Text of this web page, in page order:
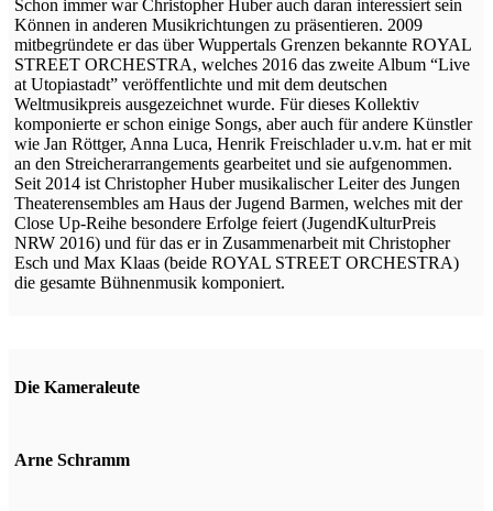
Schon immer war Christopher Huber auch daran interessiert sein
Können in anderen Musikrichtungen zu präsentieren. 2009
mitbegründete er das über Wuppertals Grenzen bekannte ROYAL
STREET ORCHESTRA, welches 2016 das zweite Album “Live
at Utopiastadt” veröffentlichte und mit dem deutschen
Weltmusikpreis ausgezeichnet wurde. Für dieses Kollektiv
komponierte er schon einige Songs, aber auch für andere Künstler
wie Jan Röttger, Anna Luca, Henrik Freischlader u.v.m. hat er mit
an den Streicherarrangements gearbeitet und sie aufgenommen.
Seit 2014 ist Christopher Huber musikalischer Leiter des Jungen
Theaterensembles am Haus der Jugend Barmen, welches mit der
Close Up-Reihe besondere Erfolge feiert (JugendKulturPreis
NRW 2016) und für das er in Zusammenarbeit mit Christopher
Esch und Max Klaas (beide ROYAL STREET ORCHESTRA)
die gesamte Bühnenmusik komponiert.
Die Kameraleute
Arne Schramm